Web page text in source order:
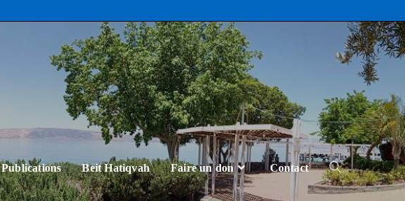
Publications Beit Hatiqvah Faire un don Contact